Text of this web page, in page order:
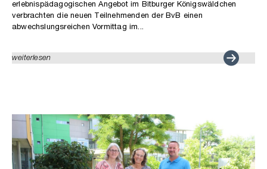
erlebnispädagogischen Angebot im Bitburger Königswäldchen
verbrachten die neuen Teilnehmenden der BvB einen
abwechslungsreichen Vormittag im...
weiterlesen